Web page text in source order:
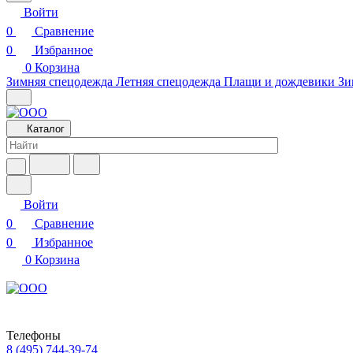
Войти
0
Сравнение
0
Избранное
0 Корзина
Зимняя спецодежда Летняя спецодежда Плащи и дождевики
Каталог
Войти
0
Сравнение
0
Избранное
0 Корзина
Телефоны
8 (495) 744-39-74